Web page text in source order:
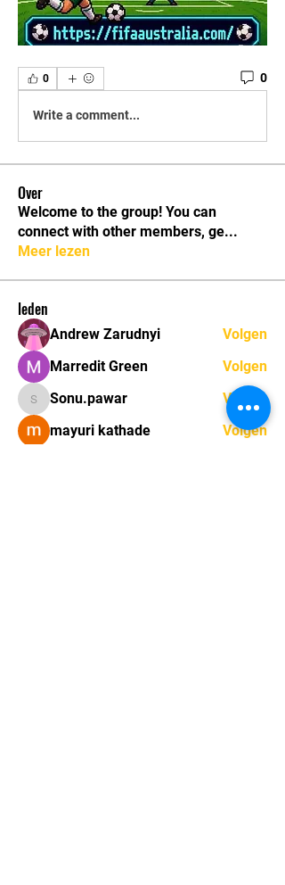
0 0
Write a comment...
Over
Welcome to the group! You can
connect with other members, ge...
Meer lezen
leden
Andrew Zarudnyi
Volgen
Marredit Green
Volgen
Sonu.pawar
Sonu.pawar
Volgen
mayuri kathade
Volgen